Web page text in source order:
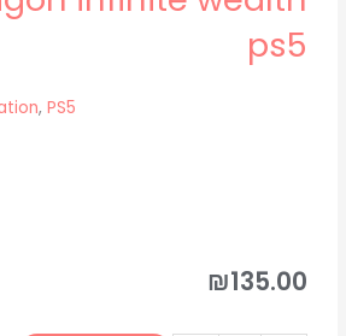
ps5
,PS5
₪135.00